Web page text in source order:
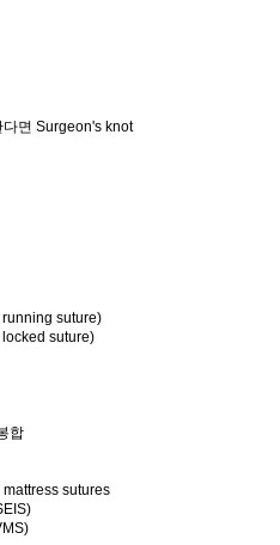
면 Surgeon's knot
suture)
suture)
합
sutures